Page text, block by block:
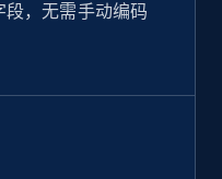
，无需手动编码